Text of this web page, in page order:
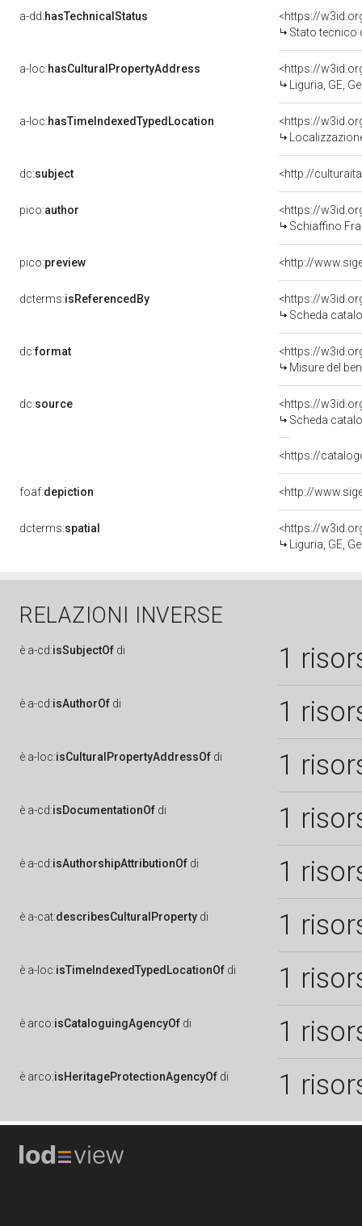
a-dd:hasTechnicalStatus
<https://
Stato tecnico
a-loc:hasCulturalPropertyAddress
<https://
Liguria, GE,
a-loc:hasTimeIndexedTypedLocation
<https://
dc:subject <http://
pico:author
<https://
Schiaffino
pico:preview
dcterms:isReferencedBy
<https://
Scheda
dc:format
<https://
Misure del
dc:source
<https://
Scheda
<https://
foaf:depiction
dcterms:spatial
<https://
Liguria, GE,
RELAZIONI INVERSE
è a-cd:isSubjectOf di 1
è a-cd:isAuthorOf di 1
è a-loc:isCulturalPropertyAddressOf di 1
è a-cd:isDocumentationOf di 1
è a-cd:isAuthorshipAttributionOf di 1
è a-cat:describesCulturalProperty di 1
è a-loc:isTimeIndexedTypedLocationOf di 1
è arco:isCataloguingAgencyOf di 1
è arco:isHeritageProtectionAgencyOf di 1